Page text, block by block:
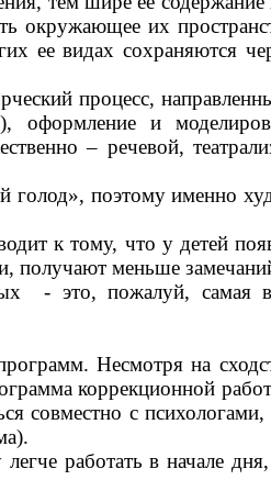
окружающее их
ее видах сохраняются
процесс,
оформление и
– речевой,
поэтому именно
к тому, что у детей
меньше
- это, пожалуй, самая
Несмотря на
коррекционной
совместно с
работать в начале